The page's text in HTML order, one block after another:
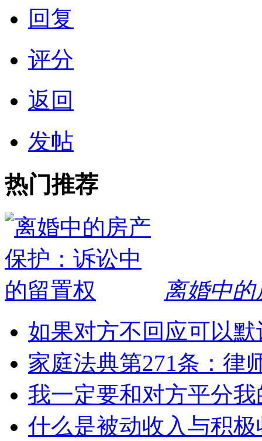
回复
评分
返回
发帖
热门推荐
离婚中
如果对方不回应可以
家庭法典第271条：律
我一定要和对方平分
什么是被动收入与积